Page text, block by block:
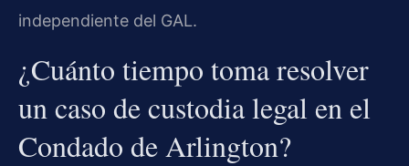
independiente del GAL.
¿Cuánto tiempo toma resolver
un caso de custodia legal en el
Condado de Arlington?